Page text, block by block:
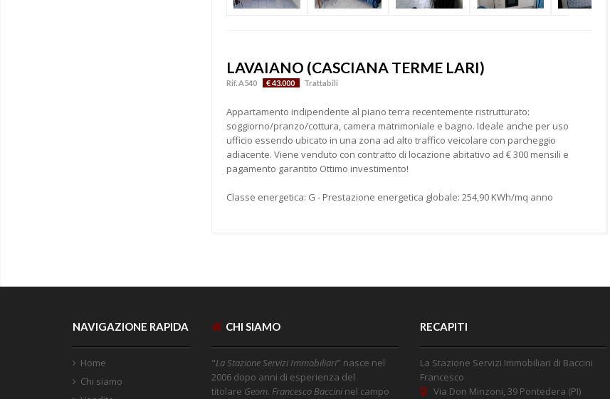
LAVAIANO (CASCIANA TERME LARI)
Rif. A540 € 43.000 Trattabili
Appartamento indipendente al piano terra recentemente ristrutturato:
soggiorno/pranzo/cottura, camera matrimoniale e bagno. Ideale anche per uso
ufficio essendo ubicato in una zona ad alto traffico veicolare con parcheggio
adiacente. Viene venduto con contratto di locazione abitativo ad € 300 mensili e
pagamento garantito Ottimo investimento!
Classe energetica: G - Prestazione energetica globale: 254,90 KWh/mq anno
NAVIGAZIONE RAPIDA
Home
Chi siamo
CHI SIAMO
"La Stazione Servizi Immobiliari" nasce nel
2006 dopo anni di esperienza del
titolare Geom. Francesco Baccini nel campo
RECAPITI
La Stazione Servizi Immobiliari di Baccini
Francesco
Via Don Minzoni, 39 Pontedera (PI)